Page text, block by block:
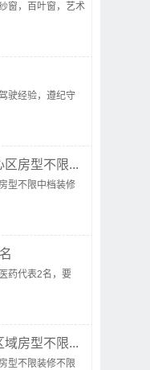
窗，百叶窗，艺术
驶经验，遵纪守
区房型不限...
型不限中档装修
药代表2名，要
域房型不限...
型不限装修不限